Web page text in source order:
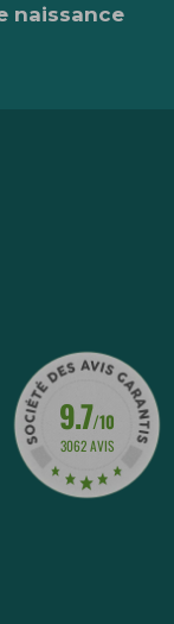
naissance
9.7/10
3062 AVIS